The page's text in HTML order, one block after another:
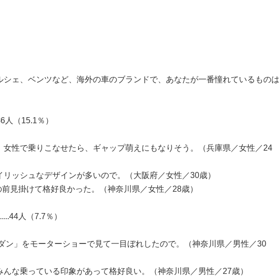
シェ、ベンツなど、海外の車のブランドで、あなたが一番憧れているものは
（15.1％）
女性で乗りこなせたら、ギャップ萌えにもなりそう。（兵庫県／女性／24
リッシュなデザインが多いので。（大阪府／女性／30歳）
前見掛けて格好良かった。（神奈川県／女性／28歳）
人（7.7％）
ン」をモーターショーで見て一目ぼれしたので。（神奈川県／男性／30
んな乗っている印象があって格好良い。（神奈川県／男性／27歳）